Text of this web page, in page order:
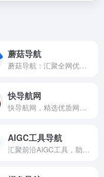
蘑菇导航
快导航网
AIGC工具导航